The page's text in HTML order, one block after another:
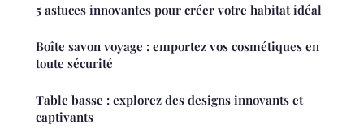
5 astuces innovantes pour créer votre habitat idéal
Boîte savon voyage : emportez vos cosmétiques en
toute sécurité
Table basse : explorez des designs innovants et
captivants